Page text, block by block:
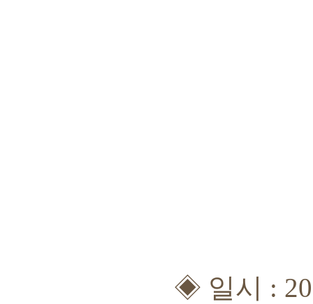
◈ 일시 :